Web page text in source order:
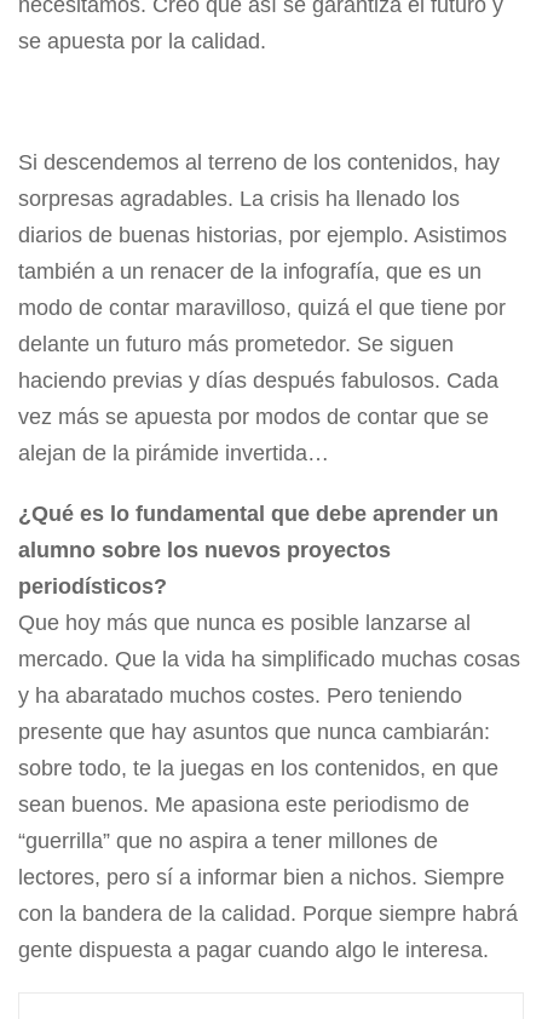
se apuesta por la calidad.
Si descendemos al terreno de los contenidos, hay
sorpresas agradables. La crisis ha llenado los
diarios de buenas historias, por ejemplo. Asistimos
también a un renacer de la infografía, que es un
modo de contar maravilloso, quizá el que tiene por
delante un futuro más prometedor. Se siguen
haciendo previas y días después fabulosos. Cada
vez más se apuesta por modos de contar que se
alejan de la pirámide invertida…
¿Qué es lo fundamental que debe aprender un
alumno sobre los nuevos proyectos
periodísticos?
Que hoy más que nunca es posible lanzarse al
mercado. Que la vida ha simplificado muchas cosas
y ha abaratado muchos costes. Pero teniendo
presente que hay asuntos que nunca cambiarán:
sobre todo, te la juegas en los contenidos, en que
sean buenos. Me apasiona este periodismo de
“guerrilla” que no aspira a tener millones de
lectores, pero sí a informar bien a nichos. Siempre
con la bandera de la calidad. Porque siempre habrá
gente dispuesta a pagar cuando algo le interesa.